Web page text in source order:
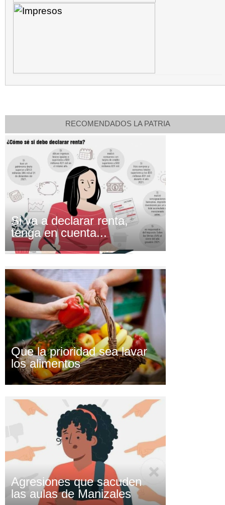
RECOMENDADOS LA PATRIA
Si va a declarar renta,
tenga en cuenta...
Que la prioridad sea lavar
los alimentos
Agresiones que sacuden
las aulas de Manizales